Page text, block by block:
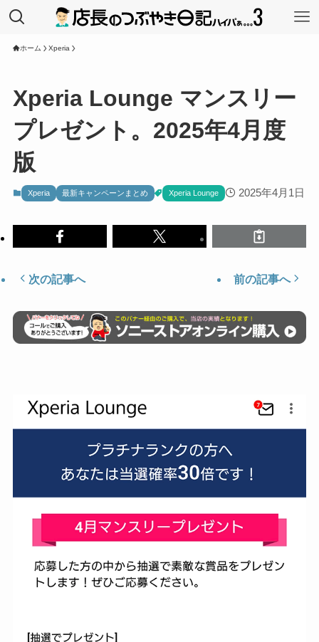
ホーム Xperia
Xperia Lounge マンスリー
プレゼント。2025年4月度
版
Xperia 最新キャンペーンまとめ Xperia Lounge 2025年4月1日
次の記事へ 前の記事へ